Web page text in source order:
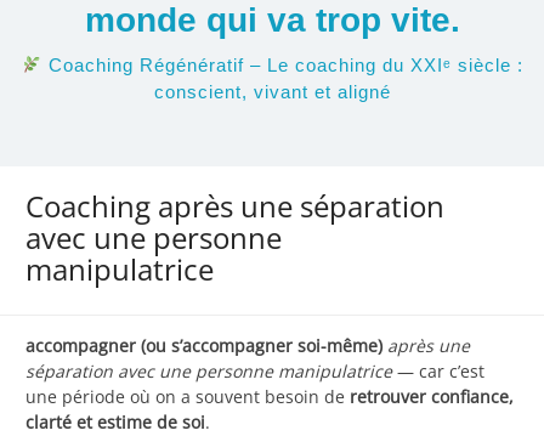
monde qui va trop vite.
Coaching Régénératif – Le coaching du XXIᵉ siècle :
conscient, vivant et aligné
Coaching après une séparation
avec une personne
manipulatrice
accompagner (ou s’accompagner soi-même) après une
séparation avec une personne manipulatrice— car c’est
une période où on a souvent besoin de retrouver confiance,
clarté et estime de soi.